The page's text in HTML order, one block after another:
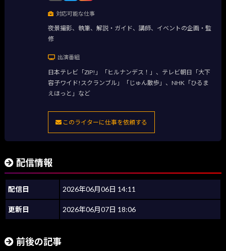
対応可能な仕事
夜景撮影、執筆、解説・ガイド、講師、イベントの企画・監
修
出演番組
日本テレビ「ZIP!」「ヒルナンデス！」、テレビ朝日「大下
容子ワイド!スクランブル」「じゅん散歩」、NHK「ひるま
えほっと」など
このライターに仕事を依頼する
配信情報
配信日 2026年06月06日 14:11
更新日 2026年06月07日 18:06
前後の記事